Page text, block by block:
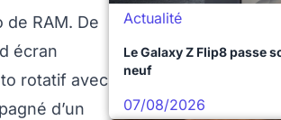
RAM. De
écran
rotatif avec
d’un
Actualité
Le Galaxy Z Flip8 passe
neuf
07/08/2026